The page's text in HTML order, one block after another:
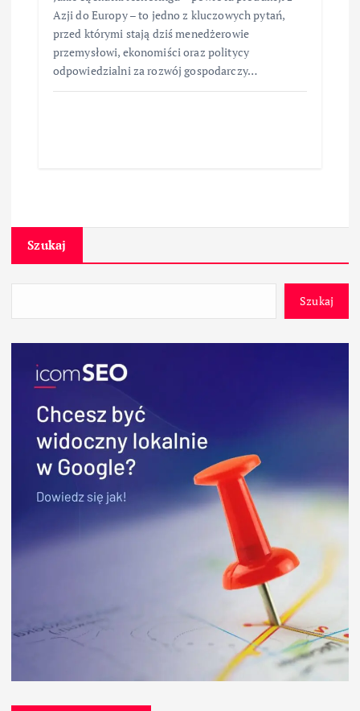
Azji do Europy – to jedno z kluczowych pytań,
przed którymi stają dziś menedżerowie
przemysłowi, ekonomiści oraz politycy
odpowiedzialni za rozwój gospodarczy…
Szukaj
Szukaj